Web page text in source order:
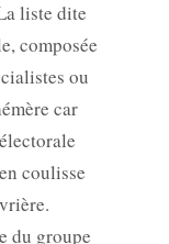
liste dite
composée
ou
car
coulisse
du groupe